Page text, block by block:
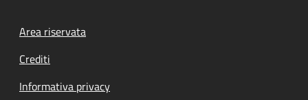
Footer menu
Area riservata
Crediti
Informativa privacy